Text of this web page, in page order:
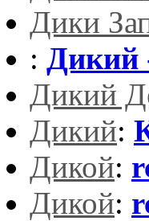
Дики
: Дикий
Дикий
Дикий:
Дикой:
Дикой: